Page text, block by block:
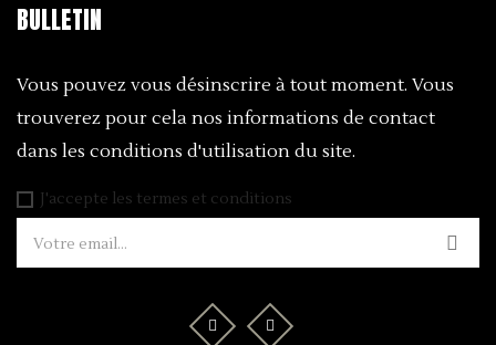
BULLETIN
Vous pouvez vous désinscrire à tout moment. Vous
trouverez pour cela nos informations de contact
dans les conditions d'utilisation du site.
J'accepte les termes et conditions